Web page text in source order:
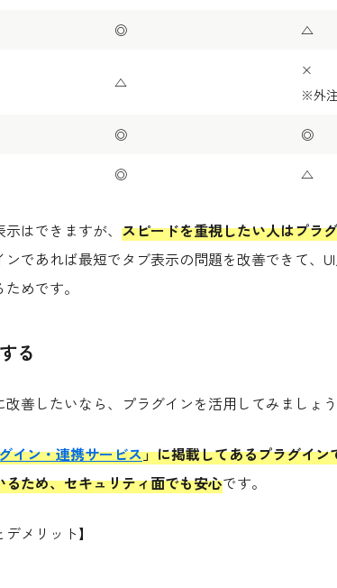
◎ △
△
×
※外
◎ ◎
◎ △
はできますが、 スピードを重視したい人はプラ
であれば最短でタブ表示の問題を改善できて、
めです。
る
善したいなら、プラグインを活用してみましょう
イン・連携サービス」に掲載してあるプラグイン
るため、セキュリティ面でも安心です。
メリット】